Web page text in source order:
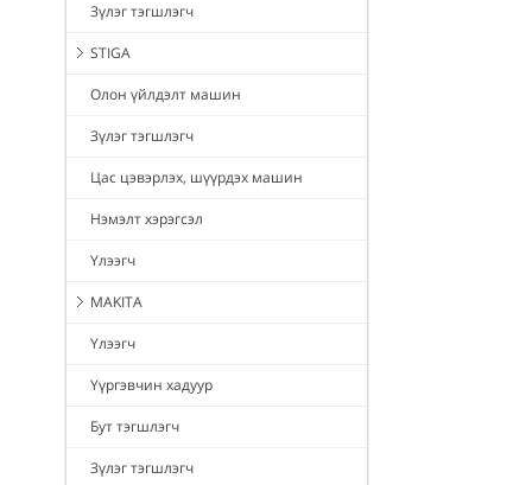
Зүлэг тэгшлэгч
STIGA
Олон үйлдэлт машин
Зүлэг тэгшлэгч
Цас цэвэрлэх, шүүрдэх машин
Нэмэлт хэрэгсэл
Үлээгч
MAKITA
Үлээгч
Үүргэвчин хадуур
Бут тэгшлэгч
Зүлэг тэгшлэгч